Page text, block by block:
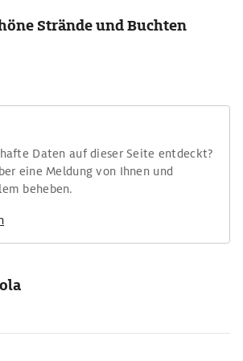
Strände und Buchten
Daten auf dieser Seite entdeckt?
eine Meldung von Ihnen und
beheben.